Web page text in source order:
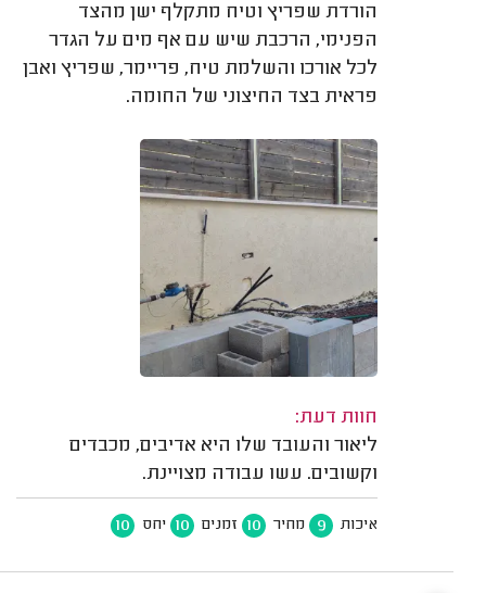
הורדת שפריץ וטיח מתקלף ישן מהצד
הפנימי, הרכבת שיש עם אף מים על הגדר
לכל אורכו והשלמת טיח, פריימר, שפריץ ואבן
פראית בצד החיצוני של החומה.
חוות דעת:
ליאור והעובד שלו היא אדיבים, מכבדים
וקשובים. עשו עבודה מצויינת.
איכות 9 מחיר 10 זמנים 10 יחס 10